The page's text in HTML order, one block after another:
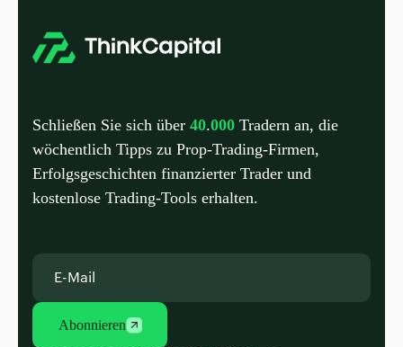
Schließen Sie sich über 40.000 Tradern an, die
wöchentlich Tipps zu Prop-Trading-Firmen,
Erfolgsgeschichten finanzierter Trader und
kostenlose Trading-Tools erhalten.
Abonnieren